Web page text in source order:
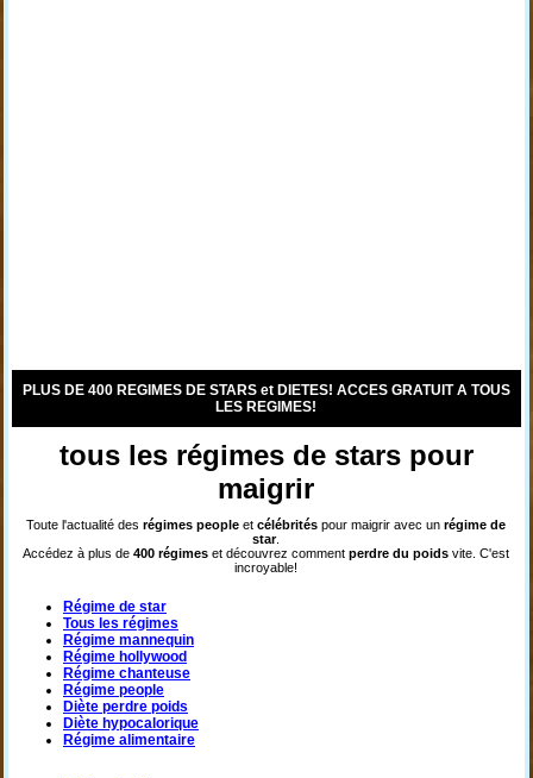
PLUS DE 400 REGIMES DE STARS et DIETES! ACCES GRATUIT A TOUS
LES REGIMES!
tous les régimes de stars pour
maigrir
Toute l'actualité desrégimespeopleetcélébrités pour maigrir avec unrégime de
star.
Accédez à plus de400 régimeset découvrez commentperdre du poidsvite. C'est
incroyable!
Régime de star
Tous les régimes
Régime mannequin
Régime hollywood
Régime chanteuse
Régime people
Diète perdre poids
Diète hypocalorique
Régime alimentaire